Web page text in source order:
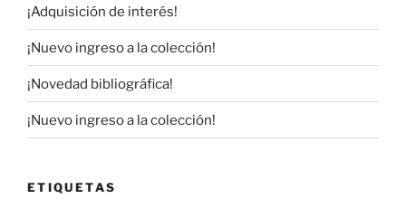
¡Adquisición de interés!
¡Nuevo ingreso a la colección!
¡Novedad bibliográfica!
¡Nuevo ingreso a la colección!
ETIQUETAS